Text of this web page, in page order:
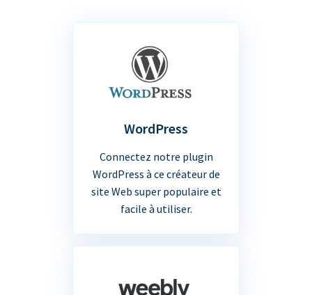
WordPress
Connectez notre plugin
WordPress à ce créateur de
site Web super populaire et
facile à utiliser.